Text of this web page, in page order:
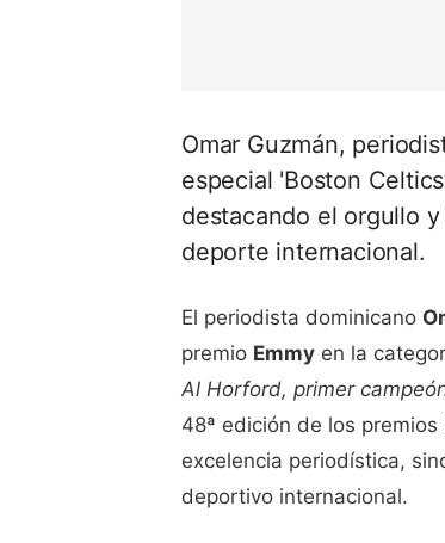
Omar Guzmán,
especial 'Boston
destacando el orgullo
deporte internacional.
El periodista dominicano
premio Emmy en la
Al Horford, primer
48ª edición de los
excelencia periodística,
deportivo internacional.